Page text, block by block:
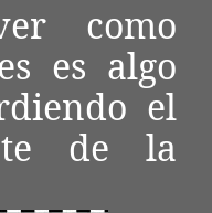
como
es algo
el
de la